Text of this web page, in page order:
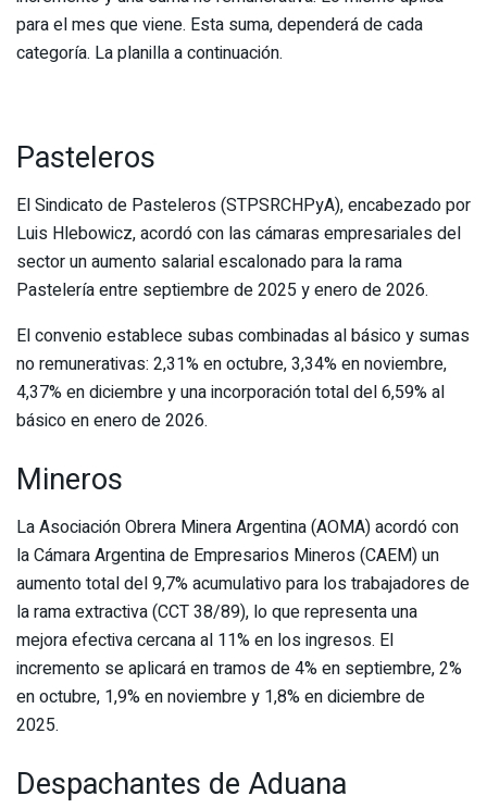
para el mes que viene. Esta suma, dependerá de cada
categoría. La planilla a continuación.
Pasteleros
El Sindicato de Pasteleros (STPSRCHPyA), encabezado por
Luis Hlebowicz, acordó con las cámaras empresariales del
sector un aumento salarial escalonado para la rama
Pastelería entre septiembre de 2025 y enero de 2026.
El convenio establece subas combinadas al básico y sumas
no remunerativas: 2,31% en octubre, 3,34% en noviembre,
4,37% en diciembre y una incorporación total del 6,59% al
básico en enero de 2026.
Mineros
La Asociación Obrera Minera Argentina (AOMA) acordó con
la Cámara Argentina de Empresarios Mineros (CAEM) un
aumento total del 9,7% acumulativo para los trabajadores de
la rama extractiva (CCT 38/89), lo que representa una
mejora efectiva cercana al 11% en los ingresos. El
incremento se aplicará en tramos de 4% en septiembre, 2%
en octubre, 1,9% en noviembre y 1,8% en diciembre de
2025.
Despachantes de Aduana